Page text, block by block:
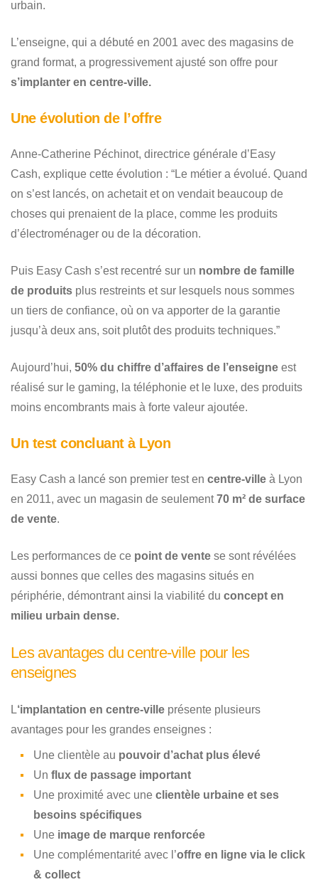
urbain.
L’enseigne, qui a débuté en 2001 avec des magasins de
grand format, a progressivement ajusté son offre pour
s’implanter en centre-ville.
Une évolution de l’offre
Anne-Catherine Péchinot, directrice générale d’Easy
Cash, explique cette évolution : “Le métier a évolué. Quand
on s’est lancés, on achetait et on vendait beaucoup de
choses qui prenaient de la place, comme les produits
d’électroménager ou de la décoration.
Puis Easy Cash s’est recentré sur un nombre de famille
de produits plus restreints et sur lesquels nous sommes
un tiers de confiance, où on va apporter de la garantie
jusqu’à deux ans, soit plutôt des produits techniques.”
Aujourd’hui, 50% du chiffre d’affaires de l’enseigne est
réalisé sur le gaming, la téléphonie et le luxe, des produits
moins encombrants mais à forte valeur ajoutée.
Un test concluant à Lyon
Easy Cash a lancé son premier test en centre-ville à Lyon
en 2011, avec un magasin de seulement70 m² de surface
de vente.
Les performances de ce point de vente se sont révélées
aussi bonnes que celles des magasins situés en
périphérie, démontrant ainsi la viabilité du concept en
milieu urbain dense.
Les avantages du centre-ville pour les
enseignes
L‘implantation en centre-ville présente plusieurs
avantages pour les grandes enseignes :
Une clientèle au pouvoir d’achat plus élevé
Un flux de passage important
Une proximité avec une clientèle urbaine et ses
besoins spécifiques
Une image de marque renforcée
Une complémentarité avec l’offre en ligne via le click
& collect